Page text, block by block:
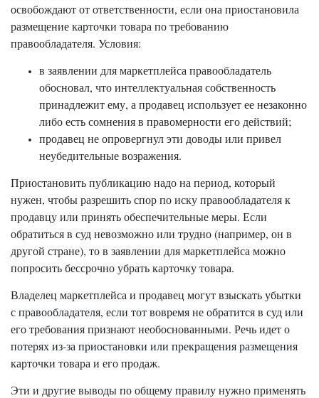
освобождают от ответственности, если она приостановила
размещение карточки товара по требованию
правообладателя. Условия:
в заявлении для маркетплейса правообладатель
обосновал, что интеллектуальная собственность
принадлежит ему, а продавец использует ее незаконно
либо есть сомнения в правомерности его действий;
продавец не опровергнул эти доводы или привел
неубедительные возражения.
Приостановить публикацию надо на период, который
нужен, чтобы разрешить спор по иску правообладателя к
продавцу или принять обеспечительные меры. Если
обратиться в суд невозможно или трудно (например, он в
другой стране), то в заявлении для маркетплейса можно
попросить бессрочно убрать карточку товара.
Владелец маркетплейса и продавец могут взыскать убытки
с правообладателя, если тот вовремя не обратится в суд или
его требования признают необоснованными. Речь идет о
потерях из-за приостановки или прекращения размещения
карточки товара и его продаж.
Эти и другие выводы по общему правилу нужно применять